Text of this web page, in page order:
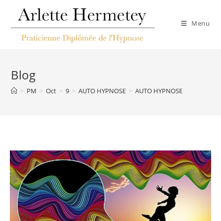
Menu
Blog
> PM > Oct > 9 > AUTO HYPNOSE > AUTO HYPNOSE